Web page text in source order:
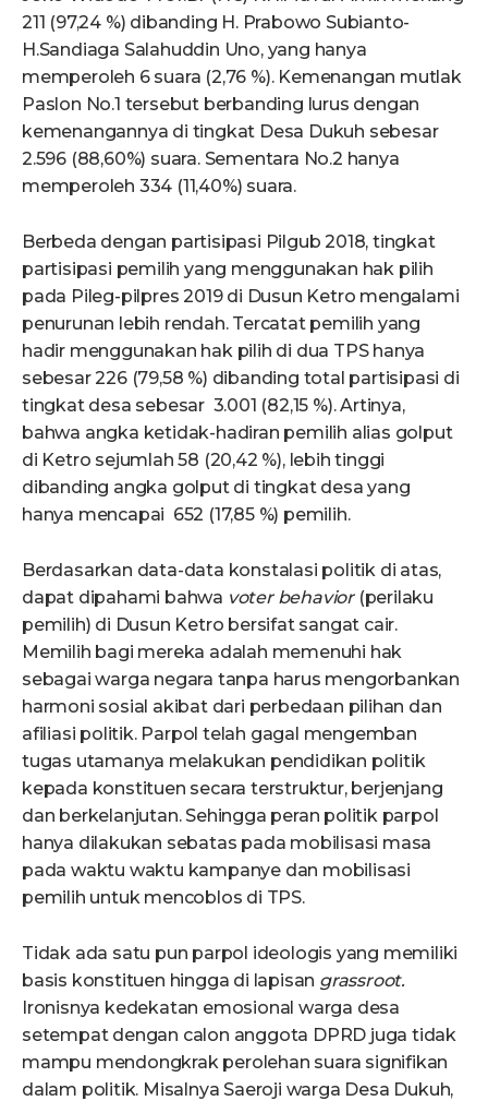
211 (97,24 %) dibanding H. Prabowo Subianto-
H.Sandiaga Salahuddin Uno, yang hanya
memperoleh 6 suara (2,76 %). Kemenangan mutlak
Paslon No.1 tersebut berbanding lurus dengan
kemenangannya di tingkat Desa Dukuh sebesar
2.596 (88,60%) suara. Sementara No.2 hanya
memperoleh 334 (11,40%) suara.
Berbeda dengan partisipasi Pilgub 2018, tingkat
partisipasi pemilih yang menggunakan hak pilih
pada Pileg-pilpres 2019 di Dusun Ketro mengalami
penurunan lebih rendah. Tercatat pemilih yang
hadir menggunakan hak pilih di dua TPS hanya
sebesar 226 (79,58 %) dibanding total partisipasi di
tingkat desa sebesar 3.001 (82,15 %). Artinya,
bahwa angka ketidak-hadiran pemilih alias golput
di Ketro sejumlah 58 (20,42 %), lebih tinggi
dibanding angka golput di tingkat desa yang
hanya mencapai 652 (17,85 %) pemilih.
Berdasarkan data-data konstalasi politik di atas,
dapat dipahami bahwa voter behavior(perilaku
pemilih) di Dusun Ketro bersifat sangat cair.
Memilih bagi mereka adalah memenuhi hak
sebagai warga negara tanpa harus mengorbankan
harmoni sosial akibat dari perbedaan pilihan dan
afiliasi politik. Parpol telah gagal mengemban
tugas utamanya melakukan pendidikan politik
kepada konstituen secara terstruktur, berjenjang
dan berkelanjutan. Sehingga peran politik parpol
hanya dilakukan sebatas pada mobilisasi masa
pada waktu waktu kampanye dan mobilisasi
pemilih untuk mencoblos di TPS.
Tidak ada satu pun parpol ideologis yang memiliki
basis konstituen hingga di lapisan grassroot.
Ironisnya kedekatan emosional warga desa
setempat dengan calon anggota DPRD juga tidak
mampu mendongkrak perolehan suara signifikan
dalam politik. Misalnya Saeroji warga Desa Dukuh,